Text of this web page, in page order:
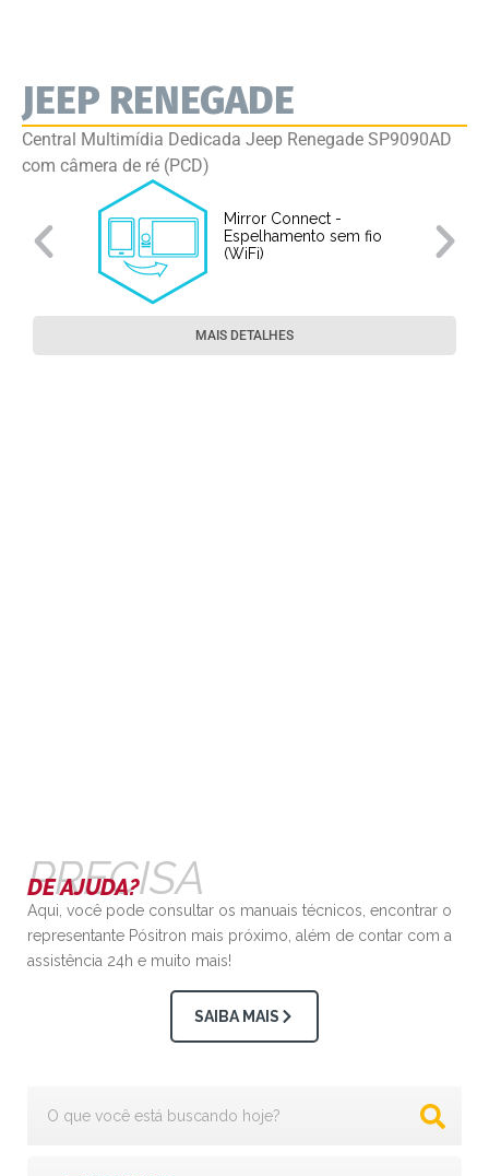
JEEP RENEGADE
Central Multimídia Dedicada Jeep Renegade SP9090AD
com câmera de ré (PCD)
Mirror Connect -
Espelhamento sem fio
(WiFi)
MAIS DETALHES
PRECISA
DE AJUDA?
Aqui, você pode consultar os manuais técnicos, encontrar o
representante Pósitron mais próximo, além de contar com a
assistência 24h e muito mais!
SAIBA MAIS